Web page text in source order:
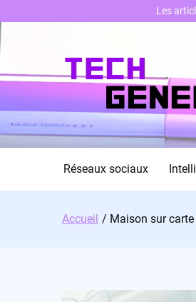
Skip
to
Réseaux sociaux
Accueil Maison sur carte
Les